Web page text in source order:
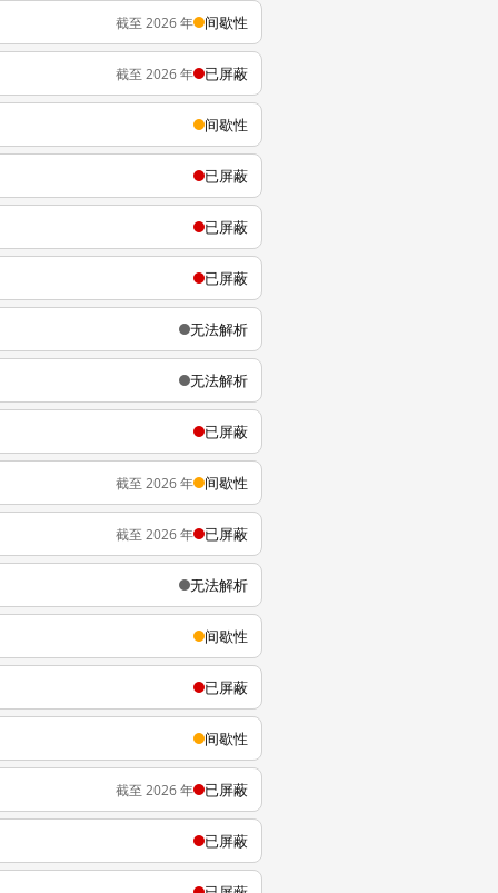
截至 2026 年 间歇性
截至 2026 年 已屏蔽
间歇性
已屏蔽
已屏蔽
已屏蔽
无法解析
无法解析
已屏蔽
截至 2026 年 间歇性
截至 2026 年 已屏蔽
无法解析
间歇性
已屏蔽
间歇性
截至 2026 年 已屏蔽
已屏蔽